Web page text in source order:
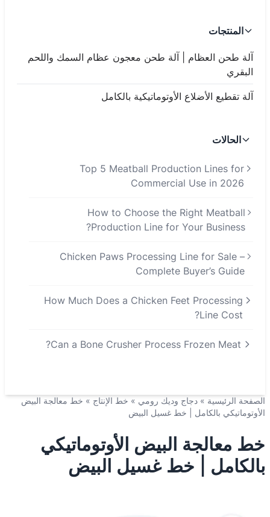
المنتجات
آلة طحن العظام | آلة طحن معجون عظام السمك واللحم
البقري
آلة تقطيع الأضلاع الأوتوماتيكية بالكامل
الحالات
Top 5 Meatball Production Lines for
Commercial Use in 2026
How to Choose the Right Meatball
Production Line for Your Business?
Chicken Paws Processing Line for Sale –
Complete Buyer’s Guide
How Much Does a Chicken Feet Processing
Line Cost?
Can a Bone Crusher Process Frozen Meat?
الصفحة الرئيسية » دجاج وديك رومي » خط الإنتاج » خط معالجة البيض
الأوتوماتيكي بالكامل | خط غسيل البيض
خط معالجة البيض الأوتوماتيكي
بالكامل | خط غسيل البيض